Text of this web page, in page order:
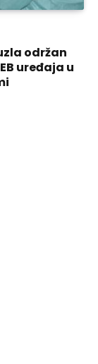
održan
uređaja u